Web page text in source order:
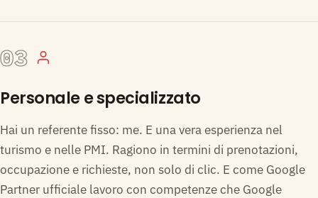
03
Personale e specializzato
Hai un referente fisso: me. E una vera esperienza nel
turismo e nelle PMI. Ragiono in termini di prenotazioni,
occupazione e richieste, non solo di clic. E come Google
Partner ufficiale lavoro con competenze che Google